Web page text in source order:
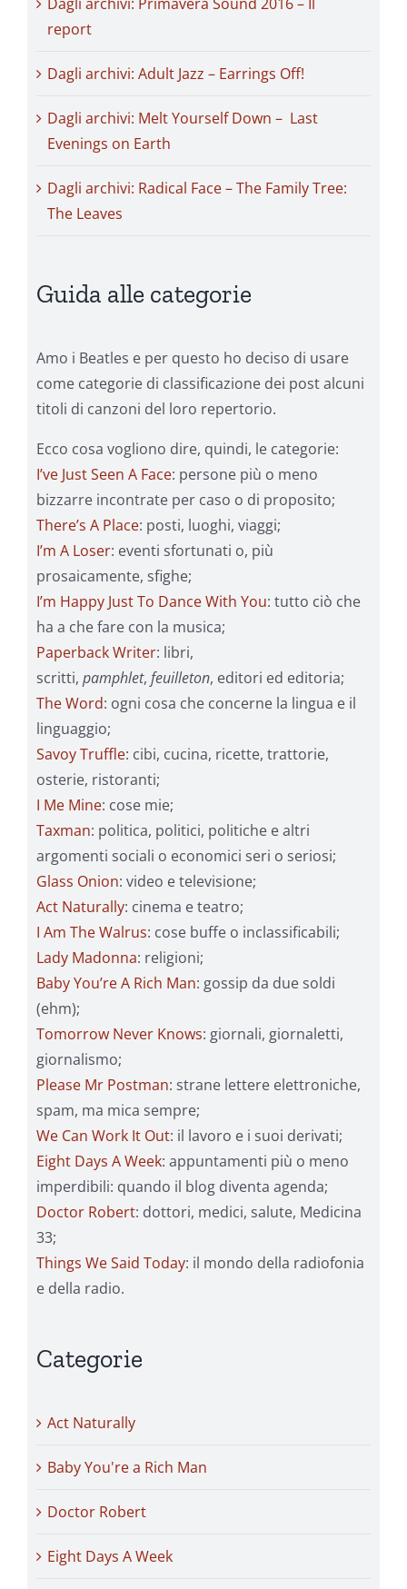
report
Dagli archivi: Adult Jazz – Earrings Off!
Dagli archivi: Melt Yourself Down – Last
Evenings on Earth
Dagli archivi: Radical Face – The Family Tree:
The Leaves
Guida alle categorie
Amo i Beatles e per questo ho deciso di usare
come categorie di classificazione dei post alcuni
titoli di canzoni del loro repertorio.
Ecco cosa vogliono dire, quindi, le categorie:
I’ve Just Seen A Face: persone più o meno
bizzarre incontrate per caso o di proposito;
There’s A Place: posti, luoghi, viaggi;
I’m A Loser: eventi sfortunati o, più
prosaicamente, sfighe;
I’m Happy Just To Dance With You: tutto ciò che
ha a che fare con la musica;
Paperback Writer: libri,
scritti, pamphlet, feuilleton, editori ed editoria;
The Word: ogni cosa che concerne la lingua e il
linguaggio;
Savoy Truffle: cibi, cucina, ricette, trattorie,
osterie, ristoranti;
I Me Mine: cose mie;
Taxman: politica, politici, politiche e altri
argomenti sociali o economici seri o seriosi;
Glass Onion: video e televisione;
Act Naturally: cinema e teatro;
I Am The Walrus: cose buffe o inclassificabili;
Lady Madonna: religioni;
Baby You’re A Rich Man: gossip da due soldi
(ehm);
Tomorrow Never Knows: giornali, giornaletti,
giornalismo;
Please Mr Postman: strane lettere elettroniche,
spam, ma mica sempre;
We Can Work It Out: il lavoro e i suoi derivati;
Eight Days A Week: appuntamenti più o meno
imperdibili: quando il blog diventa agenda;
Doctor Robert: dottori, medici, salute, Medicina
33;
Things We Said Today: il mondo della radiofonia
e della radio.
Categorie
Act Naturally
Baby You're a Rich Man
Doctor Robert
Eight Days A Week